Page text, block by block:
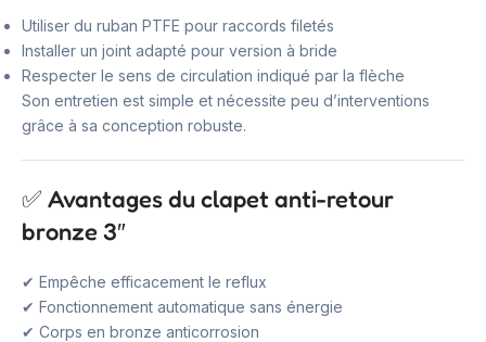
Utiliser du ruban PTFE pour raccords filetés
Installer un joint adapté pour version à bride
Respecter le sens de circulation indiqué par la flèche
Son entretien est simple et nécessite peu d’interventions
grâce à sa conception robuste.
✅ Avantages du clapet anti-retour
bronze 3″
✔ Empêche efficacement le reflux
✔ Fonctionnement automatique sans énergie
✔ Corps en bronze anticorrosion